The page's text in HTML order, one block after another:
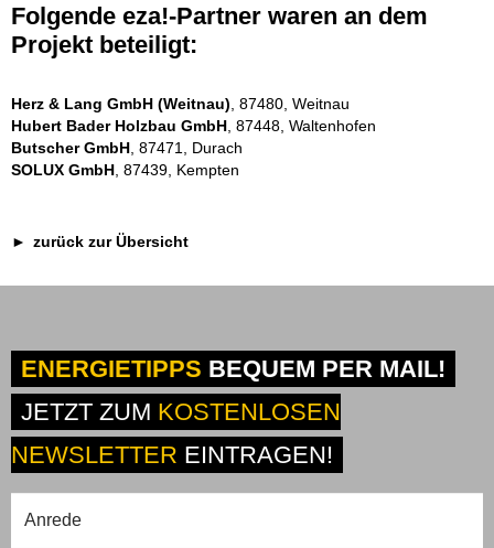
Folgende eza!-Partner waren an dem
Projekt beteiligt:
Herz & Lang GmbH (Weitnau) , 87480, Weitnau
Hubert Bader Holzbau GmbH , 87448, Waltenhofen
Butscher GmbH , 87471, Durach
SOLUX GmbH , 87439, Kempten
zurück zur Übersicht
ENERGIETIPPS BEQUEM PER MAIL!
JETZT ZUM KOSTENLOSEN
NEWSLETTER EINTRAGEN!